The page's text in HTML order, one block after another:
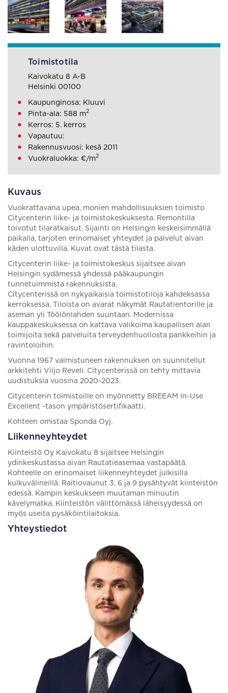
Kuvaus
Vuokrattavana upea, monien mahdollisuuksien toimisto
Citycenterin liike- ja toimistokeskuksesta. Remontilla
toivotut tilaratkaisut. Sijainti on Helsingin keskeisimmällä
paikalla, tarjoten erinomaiset yhteydet ja palvelut aivan
käden ulottuvilla. Kuvat ovat tästä tilasta.
Citycenterin liike- ja toimistokeskus sijaitsee aivan
Helsingin sydämessä yhdessä pääkaupungin
tunnetuimmista rakennuksista.
Citycenterissä on nykyaikaisia toimistotiloja kahdeksassa
kerroksessa. Tiloista on avarat näkymät Rautatientorille ja
aseman yli Töölönlahden suuntaan. Modernissa
kauppakeskuksessa on kattava valikoima kaupallisen alan
toimijoita sekä palveluita terveydenhuollosta pankkeihin ja
ravintoloihin.
Vuonna 1967 valmistuneen rakennuksen on suunnitellut
arkkitehti Viljo Revell. Citycenterissä on tehty mittavia
uudistuksia vuosina 2020-2023.
Citycenterin toimistoille on myönnetty BREEAM In-Use
Excellent -tason ympäristösertifikaatti.
Kohteen omistaa Sponda Oyj.
Liikenneyhteydet
Kiinteistö Oy Kaivokatu 8 sijaitsee Helsingin
ydinkeskustassa aivan Rautatieasemaa vastapäätä.
Kohteelle on erinomaiset liikenneyhteydet julkisilla
kulkuvälineillä. Raitiovaunut 3, 6 ja 9 pysähtyvät kiinteistön
edessä. Kampin keskukseen muutaman minuutin
kävelymatka. Kiinteistön välittömässä läheisyydessä on
myös useita pysäköintilaitoksia.
Yhteystiedot
Toimistotila
Kaivokatu 8 A-B
Helsinki 00100
Kaupunginosa: Kluuvi
Pinta-ala: 588 m2
Kerros: 5. kerros
Vapautuu:
Rakennusvuosi: kesä 2011
Vuokraluokka: €/m2